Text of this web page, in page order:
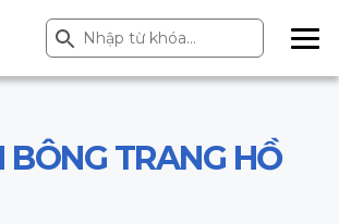
Search
for:
Search Button
ME
NU
BÔNG TRANG HỒ